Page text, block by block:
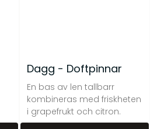
Kåda – Doftljus 150 g
Dagg - Doftpinnar
En bas av len tallbarr
kombineras med friskheten
i grapefrukt och citron.